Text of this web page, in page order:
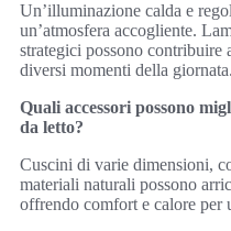
Un’illuminazione calda e
un’atmosfera accogliente.
strategici possono contribuire
diversi momenti della giornata.
Quali accessori possono
da letto?
Cuscini di varie dimensioni,
materiali naturali possono
offrendo comfort e calore per